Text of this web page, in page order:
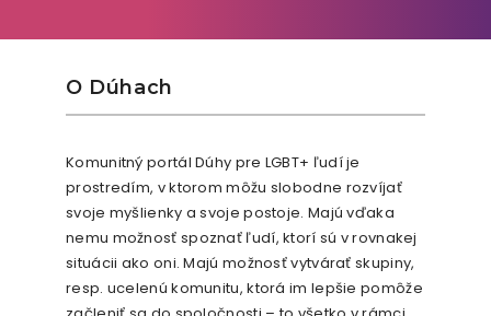
O Dúhach
Komunitný portál Dúhy pre LGBT+ ľudí je
prostredím, v ktorom môžu slobodne rozvíjať
svoje myšlienky a svoje postoje. Majú vďaka
nemu možnosť spoznať ľudí, ktorí sú v rovnakej
situácii ako oni. Majú možnosť vytvárať skupiny,
resp. ucelenú komunitu, ktorá im lepšie pomôže